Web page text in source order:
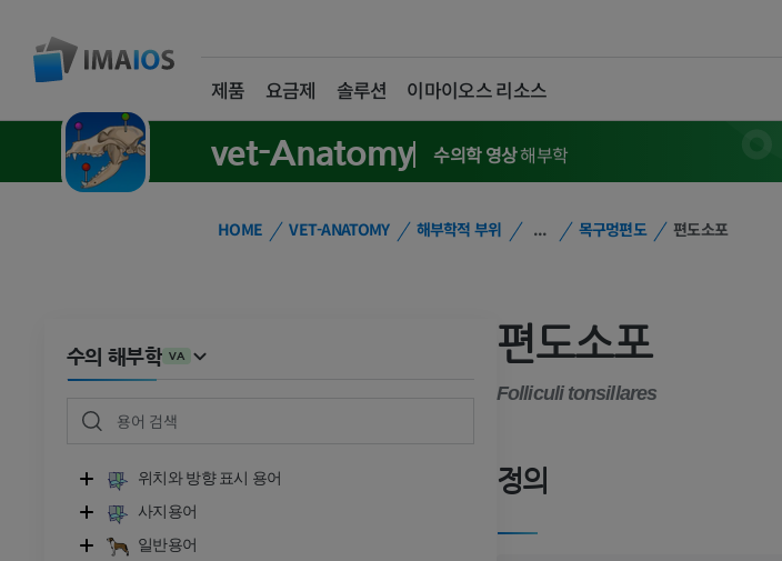
제품 요금제 솔루션 이마이오스 리소스
vet-Anatomy 수의학 영상해부학
HOME VET-ANATOMY 해부학적 부위 ... 목구멍편도 편도소포
수의 해부학 VA
위치와 방향 표시 용어
사지용어
일반용어
편도소포
Folliculi tonsillares
정의